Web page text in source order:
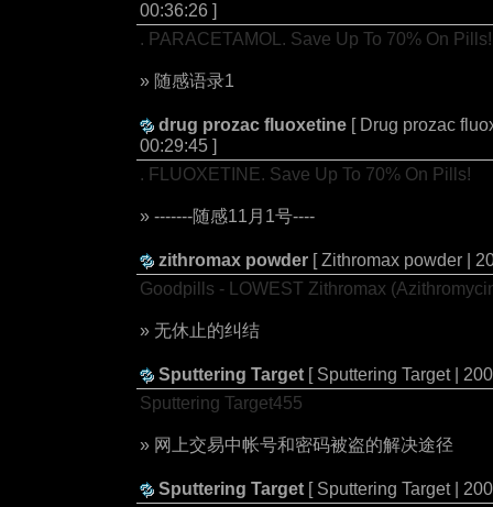
00:36:26 ]
. PARACETAMOL. Save Up To 70% On Pills!
» 随感语录1
drug prozac fluoxetine [ Drug prozac
00:29:45 ]
. FLUOXETINE. Save Up To 70% On Pills!
» -------随感11月1号----
zithromax powder [ Zithromax powder |
Goodpills - LOWEST Zithromax
» 无休止的纠结
Sputtering Target [ Sputtering Target |
Sputtering Target455
» 网上交易中帐号和密码被盗的解决途径
Sputtering Target [ Sputtering Target |